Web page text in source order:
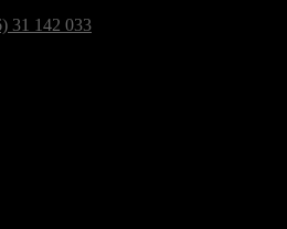
31 142 033